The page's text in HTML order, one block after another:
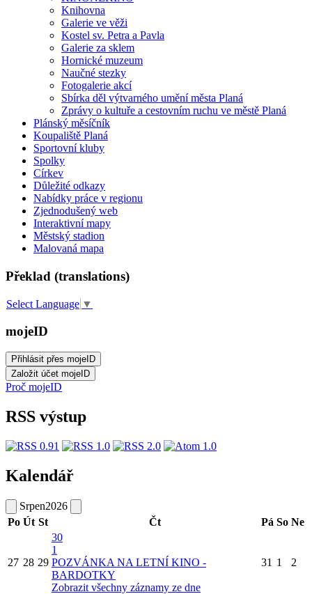
Knihovna
Galerie ve věži
Kostel sv. Petra a Pavla
Galerie za sklem
Hornické muzeum
Naučné stezky
Fotogalerie akcí
Sbírka děl výtvarného umění města Planá
Zprávy o kultuře a cestovním ruchu ve městě Planá
Plánský měsíčník
Koupaliště Planá
Sportovní kluby
Spolky
Církev
Důležité odkazy
Nabídky práce v regionu
Zjednodušený web
Interaktivní mapy
Městský stadion
Malovaná mapa
Překlad (translations)
Select Language ▼
mojeID
Proč mojeID
RSS výstup
Kalendář
Srpen2026
Po Út St Čt Pá So Ne
27 28 29
30
1
POZVÁNKA NA LETNÍ KINO -
BARDOTKY
Zobrazit všechny záznamy ze dne
31 1 2